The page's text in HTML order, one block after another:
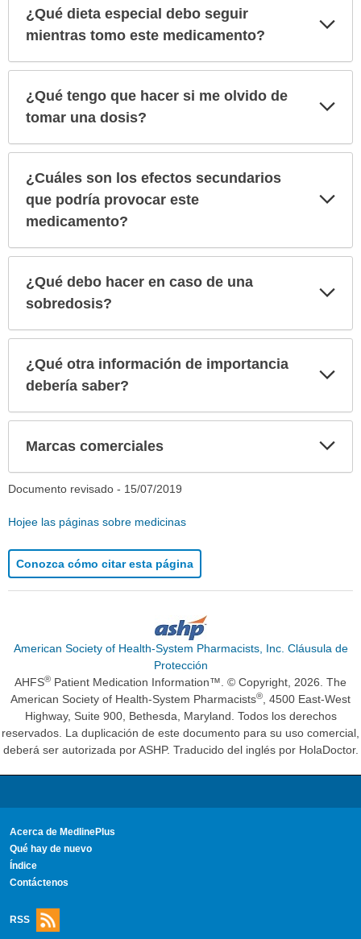
¿Qué dieta especial debo seguir
mientras tomo este medicamento?
¿Qué tengo que hacer si me olvido de
tomar una dosis?
¿Cuáles son los efectos secundarios
que podría provocar este
medicamento?
¿Qué debo hacer en caso de una
sobredosis?
¿Qué otra información de importancia
debería saber?
Marcas comerciales
Documento revisado - 15/07/2019
Hojee las páginas sobre medicinas
Conozca cómo citar esta página
American Society of Health-System Pharmacists, Inc. Cláusula de
Protección
AHFS® Patient Medication Information™. © Copyright, 2026. The
American Society of Health-System Pharmacists®, 4500 East-West
Highway, Suite 900, Bethesda, Maryland. Todos los derechos
reservados. La duplicación de este documento para su uso comercial,
deberá ser autorizada por ASHP. Traducido del inglés por HolaDoctor.
Acerca de MedlinePlus
Qué hay de nuevo
Índice
Contáctenos
RSS